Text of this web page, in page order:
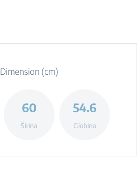
Dimension (cm)
60
Širina
54.6
Globina